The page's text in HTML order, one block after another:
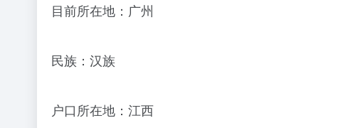
目前所在地：广州
民族：汉族
户口所在地：江西